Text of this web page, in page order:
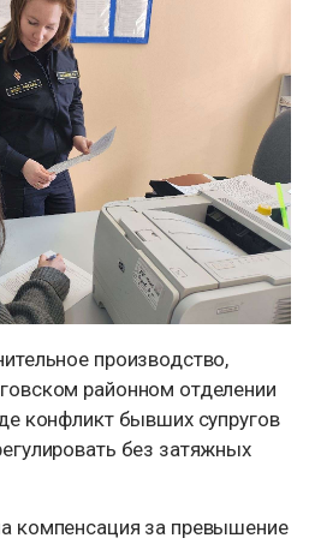
производство,
районном отделении
конфликт бывших супругов
без затяжных
компенсация за превышение